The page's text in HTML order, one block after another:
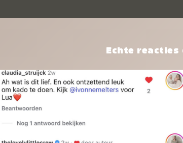
Echte reacties